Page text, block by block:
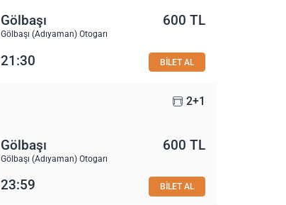
Gölbaşı
Gölbaşı (Adıyaman) Otogarı
600 TL
21:30 BİLET AL
2+1
Gölbaşı
Gölbaşı (Adıyaman) Otogarı
600 TL
23:59 BİLET AL